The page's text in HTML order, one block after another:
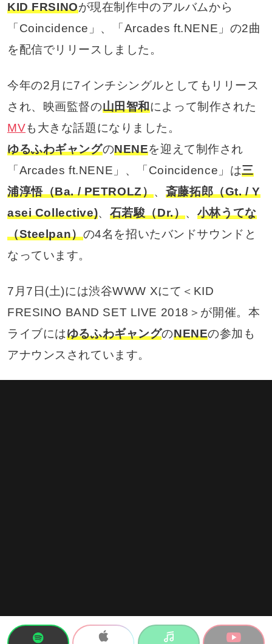
KID FRSINOが現在制作中のアルバムから
「Coincidence」、「Arcades ft.NENE」の2曲
を配信でリリースしました。
今年の2月に7インチシングルとしてもリリース
され、映画監督の山田智和によって制作された
MVも大きな話題になりました。
ゆるふわギャングのNENEを迎えて制作され
「Arcades ft.NENE」、「Coincidence」は三
浦淳悟（Ba. / PETROLZ）、斎藤拓郎（Gt. / Y
asei Collective)、 石若駿（Dr.）、 小林うてな
（Steelpan）の4名を招いたバンドサウンドと
なっています。
7月7日(土)には渋谷WWW Xにて＜KID
FRESINO BAND SET LIVE 2018＞が開催。本
ライブにはゆるふわギャングのNENEの参加も
アナウンスされています。